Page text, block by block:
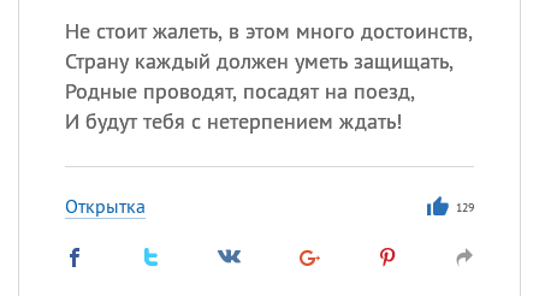
Не стоит жалеть, в этом много достоинств,
Страну каждый должен уметь защищать,
Родные проводят, посадят на поезд,
И будут тебя с нетерпением ждать!
Открытка 129